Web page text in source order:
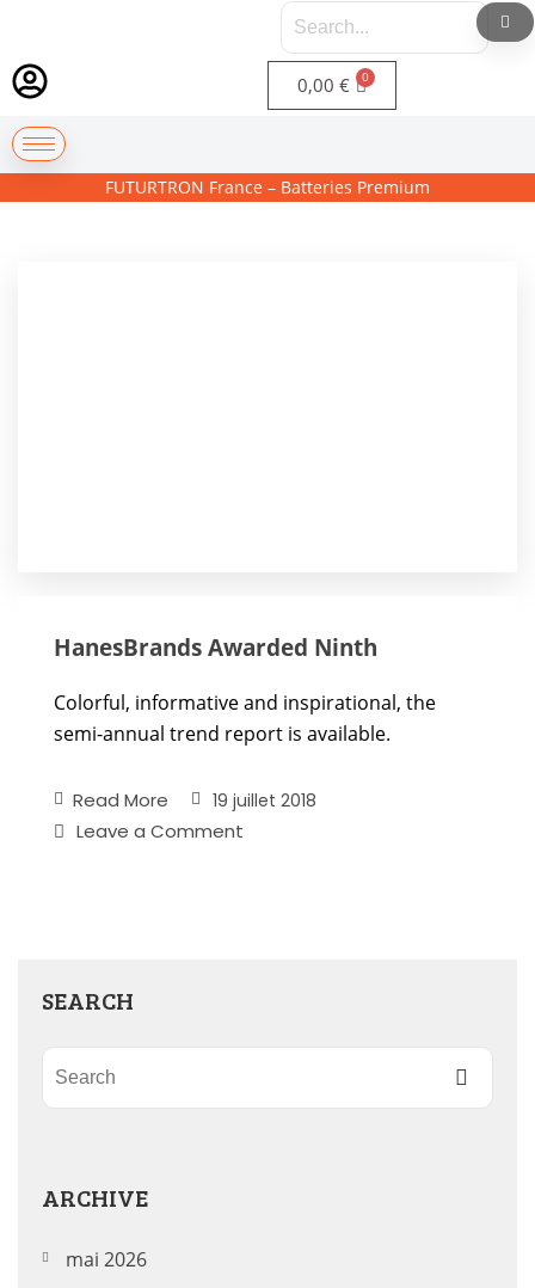
0,00 €
FUTURTRON France – Batteries Premium
HanesBrands Awarded Ninth
Colorful, informative and inspirational, the
semi-annual trend report is available.
Read More 19 juillet 2018
Leave a Comment
SEARCH
ARCHIVE
mai 2026